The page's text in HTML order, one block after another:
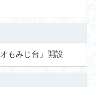
もみじ台」開設